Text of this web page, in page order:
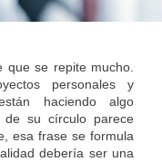
que se repite mucho.
personales y
haciendo algo
su círculo parece
esa frase se formula
debería ser una